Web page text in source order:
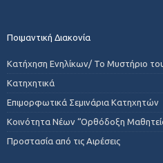
Ποιμαντική Διακονία
Κατήχηση Ενηλίκων/ Το Μυστήριο
Κατηχητικά
Επιμορφωτικά Σεμινάρια Κατηχητών
Κοινότητα Νέων “Ορθόδοξη
Προστασία από τις Αιρέσεις